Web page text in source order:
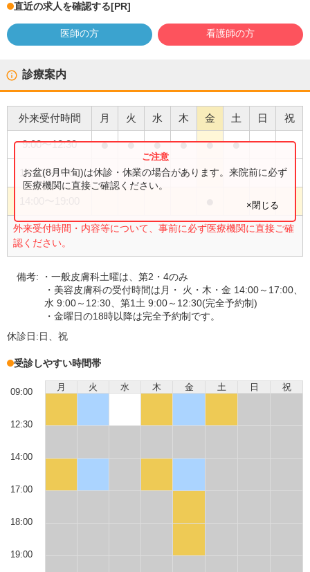
直近の求人を確認する[PR]
医師の方 看護師の方
診療案内
外来受付時間 月 火 水 木 金 土 日 祝
9:00〜12:30 ● ● ● ● ● ●
14:00〜17:00 ● ● ●
外来受付時間・内容等について、事前に必ず医療機関に直接ご確
認ください。
お盆(8月中旬)は休診・休業の場合があります。来院前に必ず
医療機関に直接ご確認ください。
×閉じる
備考:
・一般皮膚科土曜は、第2・4のみ
・美容皮膚科の受付時間は月・ 火・木・金 14:00～17:00、
水 9:00～12:30、第1土 9:00～12:30(完全予約制)
・金曜日の18時以降は完全予約制です。
休診日:日、祝
受診しやすい時間帯
月 火 水 木 金 土 日 祝
09:00
12:30
14:00
17:00
18:00
19:00